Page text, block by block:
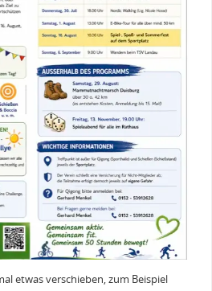
etwas verschieben, zum Beispiel